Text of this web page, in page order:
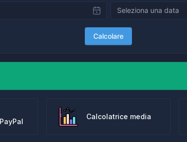
Calcolare
Calcolatrice media